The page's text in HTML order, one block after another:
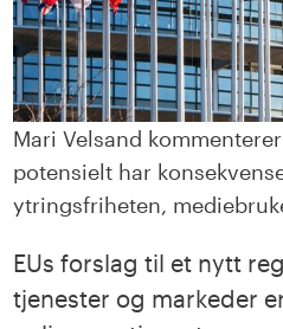
Mari Velsand
potensielt har
ytringsfriheten,
EUs forslag til et nytt
tjenester og markeder